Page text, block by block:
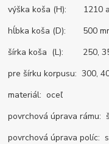
výška koša (H): 1210
hĺbka koša (D): 500
šírka koša (L): 250,
pre šírku korpusu: 300,
materiál: oceľ
povrchová úprava rámu:
povrchová úprava políc: